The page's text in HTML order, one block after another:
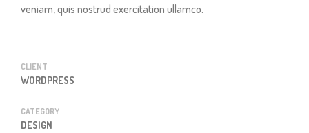
veniam, quis nostrud exercitation ullamco.
CLIENT
WORDPRESS
CATEGORY
DESIGN